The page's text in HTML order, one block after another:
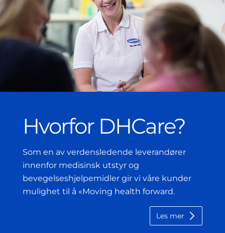
Hvorfor DHCare?
Som en av verdensledende leverandører
innenfor medisinsk utstyr og
bevegelseshjelpemidler gir vi våre kunder
mulighet til å «Moving health forward.
Les mer